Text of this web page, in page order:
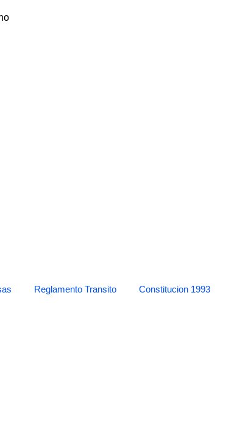
Reglamento Transito Constitucion 1993